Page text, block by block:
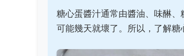
糖心蛋醬汁通常由醬油、味醂、
可能幾天就壞了。所以，了解糖